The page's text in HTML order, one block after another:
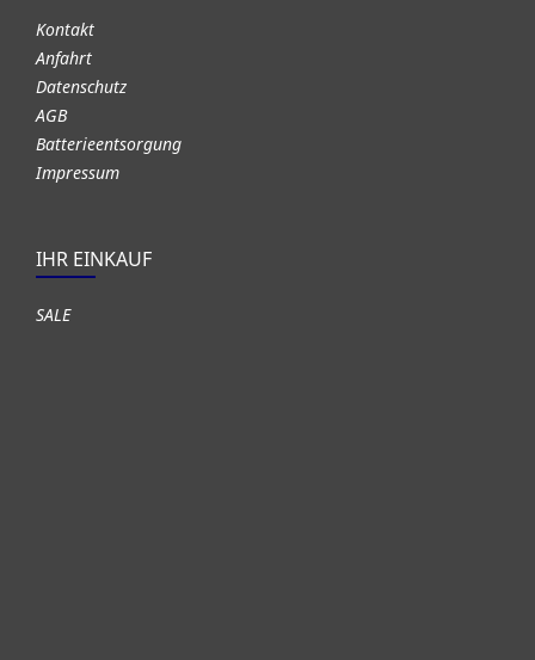
Kontakt
Anfahrt
Datenschutz
AGB
Batterieentsorgung
Impressum
IHR EINKAUF
SALE